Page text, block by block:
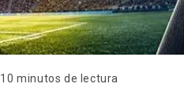
10 minutos de lectura